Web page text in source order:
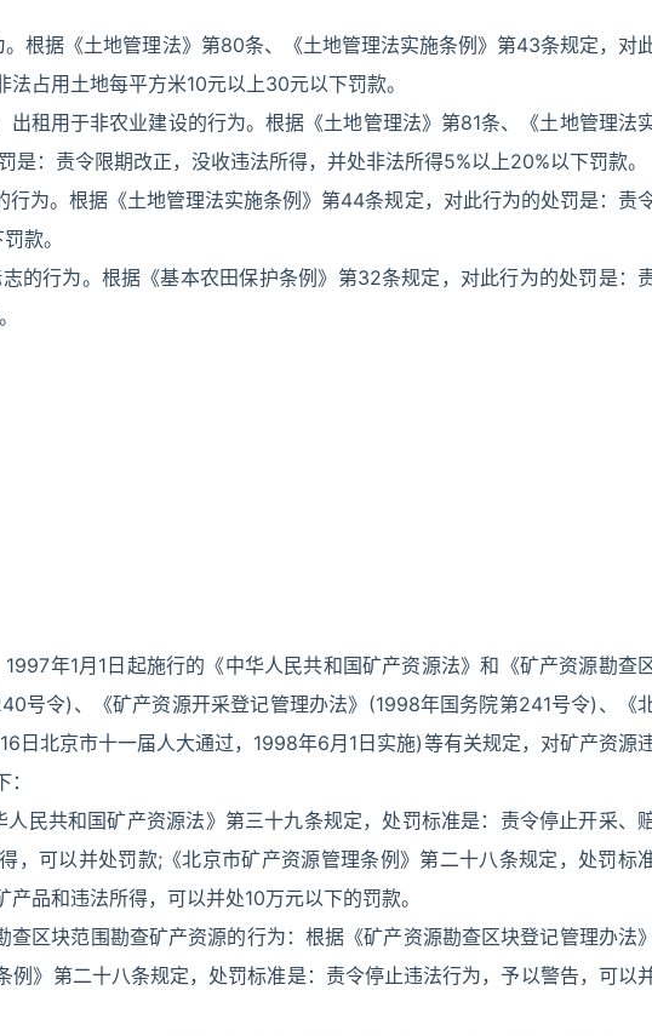
根据《土地管理法》第80条、《土地管理法实施条例》第43条规定，对
占用土地每平方米10元以上30元以下罚款。
租用于非农业建设的行为。根据《土地管理法》第81条、《土地管理法
：责令限期改正，没收违法所得，并处非法所得5%以上20%以下罚款。
为。根据《土地管理法实施条例》第44条规定，对此行为的处罚是：责
款。
的行为。根据《基本农田保护条例》第32条规定，对此行为的处罚是：
年1月1日起施行的《中华人民共和国矿产资源法》和《矿产资源勘查
号令)、《矿产资源开采登记管理办法》(1998年国务院第241号令)、《
日北京市十一届人大通过，1998年6月1日实施)等有关规定，对矿产资源
人民共和国矿产资源法》第三十九条规定，处罚标准是：责令停止开采、
，可以并处罚款;《北京市矿产资源管理条例》第二十八条规定，处罚标
品和违法所得，可以并处10万元以下的罚款。
查区块范围勘查矿产资源的行为：根据《矿产资源勘查区块登记管理办法
例》第二十八条规定，处罚标准是：责令停止违法行为，予以警告，可以